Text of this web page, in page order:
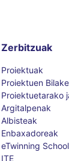
Zerbitzuak
Proiektuak
Proiektuen
Proiektuetarako
Argitalpenak
Albisteak
Enbaxadoreak
eTwinning School
ITE